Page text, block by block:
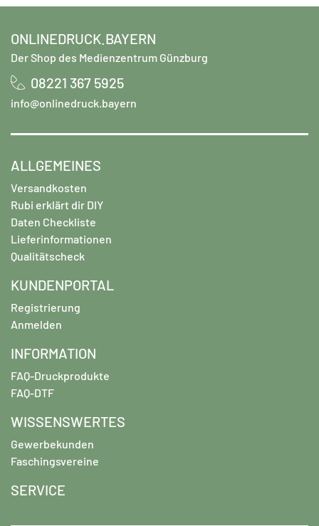
ONLINEDRUCK.BAYERN
Der Shop des Medienzentrum Günzburg
08221 367 5925
info@onlinedruck.bayern
ALLGEMEINES
Versandkosten
Rubi erklärt dir DIY
Daten Checkliste
Lieferinformationen
Qualitätscheck
KUNDENPORTAL
Registrierung
Anmelden
INFORMATION
FAQ-Druckprodukte
FAQ-DTF
WISSENSWERTES
Gewerbekunden
Faschingsvereine
SERVICE